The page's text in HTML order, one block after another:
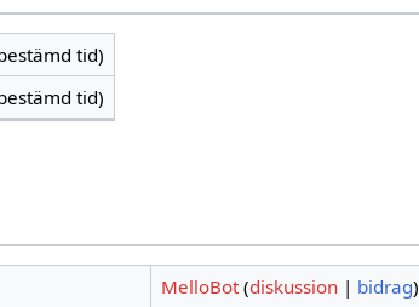
tid)
tid)
MelloBot (diskussion| bidrag)